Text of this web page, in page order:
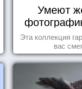
Умеют
Эта коллекция
вас